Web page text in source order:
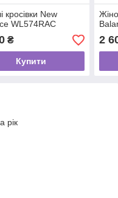
кросівки New
WL574RAC
₴
Купити
2
рік